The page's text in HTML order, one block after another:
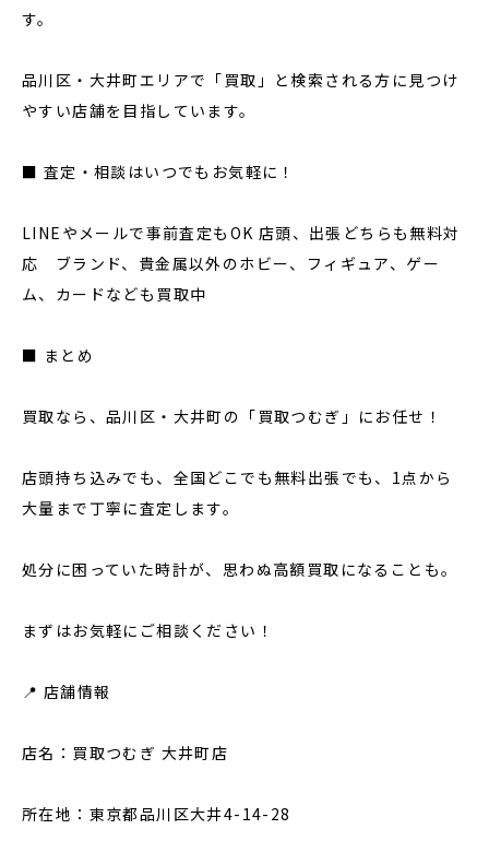
す。
品川区・大井町エリアで「買取」と検索される方に見つけ
やすい店舗を目指しています。
■ 査定・相談はいつでもお気軽に！
LINEやメールで事前査定もOK 店頭、出張どちらも無料対
応 ブランド、貴金属以外のホビー、フィギュア、ゲー
ム、カードなども買取中
■ まとめ
買取なら、品川区・大井町の「買取つむぎ」にお任せ！
店頭持ち込みでも、全国どこでも無料出張でも、1点から
大量まで丁寧に査定します。
処分に困っていた時計が、思わぬ高額買取になることも。
まずはお気軽にご相談ください！
📍 店舗情報
店名：買取つむぎ 大井町店
所在地：東京都品川区大井4-14-28